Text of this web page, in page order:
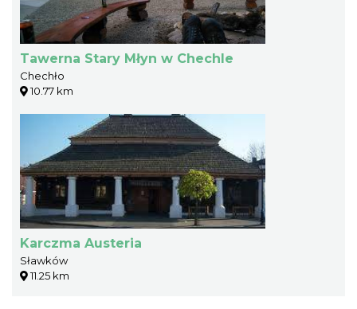
Tawerna Stary Młyn w Chechle
Chechło
10.77 km
Karczma Austeria
Sławków
11.25 km